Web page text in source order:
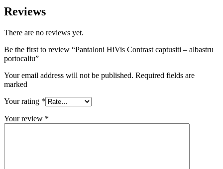
Reviews
There are no reviews yet.
Be the first to review “Pantaloni HiVis Contrast captusiti – albastru
portocaliu”
Your email address will not be published. Required fields are
marked
Your rating *
Your review *